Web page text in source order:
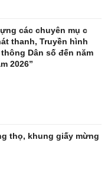
các chuyên mụ c
thanh, Truyền hình
Dân số đến năm
2026”
thọ, khung giấy mừng